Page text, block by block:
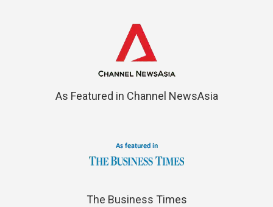
As Featured in Channel NewsAsia
The Business Times